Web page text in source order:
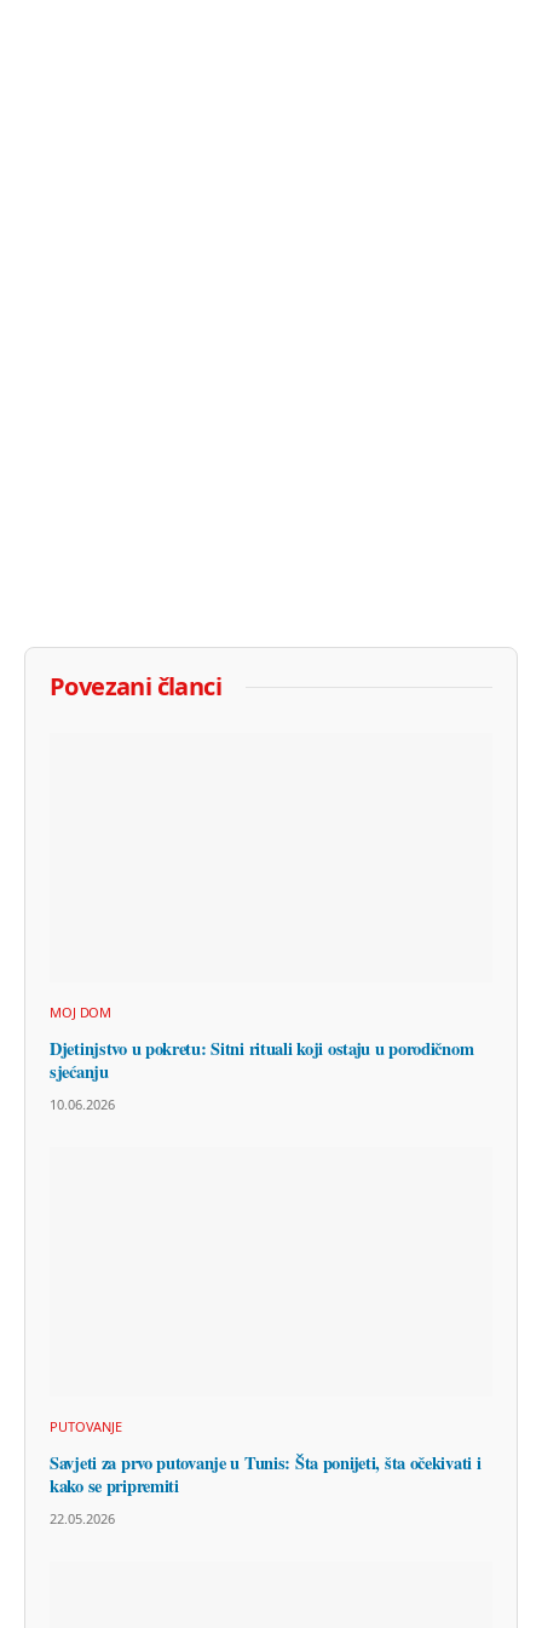
Povezani članci
MOJ DOM
Djetinjstvo u pokretu: Sitni rituali koji ostaju u porodičnom
sjećanju
10.06.2026
PUTOVANJE
Savjeti za prvo putovanje u Tunis: Šta ponijeti, šta očekivati i
kako se pripremiti
22.05.2026